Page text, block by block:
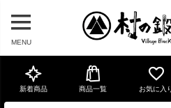
MENU
新着商品 商品一覧 お気に入